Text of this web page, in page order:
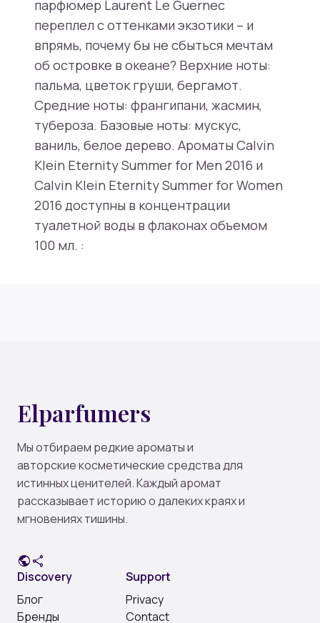
парфюмер Laurent Le Guernec
переплел с оттенками экзотики – и
впрямь, почему бы не сбыться мечтам
об островке в океане? Верхние ноты:
пальма, цветок груши, бергамот.
Средние ноты: франгипани, жасмин,
тубероза. Базовые ноты: мускус,
ваниль, белое дерево. Ароматы Calvin
Klein Eternity Summer for Men 2016 и
Calvin Klein Eternity Summer for Women
2016 доступны в концентрации
туалетной воды в флаконах объемом
100 мл. :
Elparfumers
Мы отбираем редкие ароматы и
авторские косметические средства для
истинных ценителей. Каждый аромат
рассказывает историю о далеких краях и
мгновениях тишины.
publicshare
Discovery
Блог
Бренды
Support
Privacy
Contact